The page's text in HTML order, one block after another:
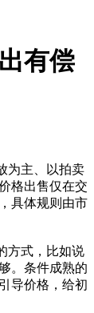
有偿
为主、以拍卖
格出售仅在交
具体规则由市
方式，比如说
。条件成熟的
导价格，给初